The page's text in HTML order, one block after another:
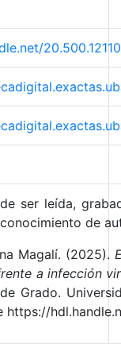
ser leída,
de
Magalí. (2025).
a infección
Grado.
https://